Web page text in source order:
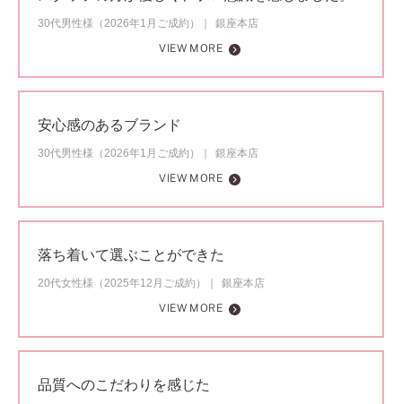
30代男性様（2026年1月ご成約）
銀座本店
VIEW MORE
安心感のあるブランド
30代男性様（2026年1月ご成約）
銀座本店
VIEW MORE
落ち着いて選ぶことができた
20代女性様（2025年12月ご成約）
銀座本店
VIEW MORE
品質へのこだわりを感じた